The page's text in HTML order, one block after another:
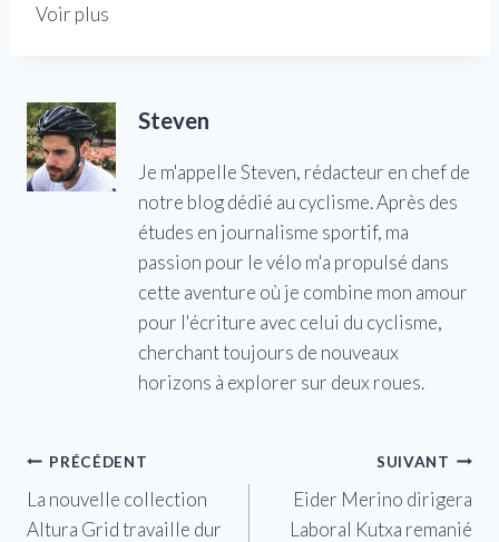
Voir plus
Steven
Je m'appelle Steven, rédacteur en chef de
notre blog dédié au cyclisme. Après des
études en journalisme sportif, ma
passion pour le vélo m'a propulsé dans
cette aventure où je combine mon amour
pour l'écriture avec celui du cyclisme,
cherchant toujours de nouveaux
horizons à explorer sur deux roues.
Navigation
de
PRÉCÉDENT
La nouvelle collection
Altura Grid travaille dur
SUIVANT
Eider Merino dirigera
Laboral Kutxa remanié